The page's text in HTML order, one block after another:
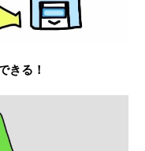
きる！